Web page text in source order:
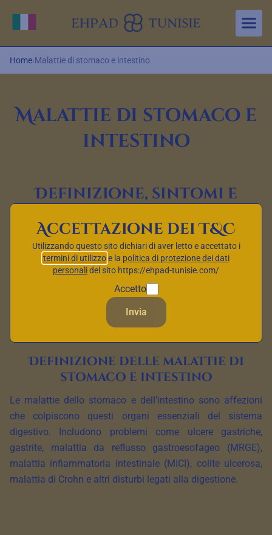
Aller au contenu principal
Cambia lingua
Home›Malattie di stomaco e intestino
Malattie di stomaco e
intestino
Definizione, sintomi e
Le malattie dello stomaco e dell’intestino possono avere
un impatto significativo sulla salute digestiva e sulla
qualità della vita di una persona. In questo articolo,
esploriamo in dettaglio il significato di queste malattie, la
loro definizione, i sintomi comuni e i trattamenti disponibili.
Definizione delle malattie di
stomaco e intestino
Le malattie dello stomaco e dell’intestino sono affezioni
che colpiscono questi organi essenziali del sistema
digestivo. Includono problemi come ulcere gastriche,
gastrite, malattia da reflusso gastroesofageo (MRGE),
malattia infiammatoria intestinale (MICI), colite ulcerosa,
malattia di Crohn e altri disturbi legati alla digestione.
Accettazione dei T&C
Utilizzando questo sito dichiari di aver letto e accettato i
termini di utilizzoe la politica di protezione dei dati
personalidel sito https://ehpad-tunisie.com/
Accetto
Invia